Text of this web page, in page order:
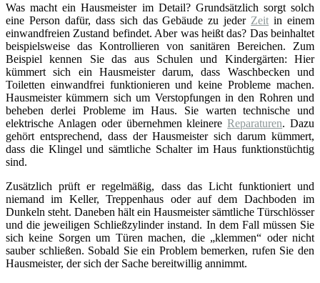
Was macht ein Hausmeister im Detail? Grundsätzlich sorgt solch
eine Person dafür, dass sich das Gebäude zu jeder Zeit in einem
einwandfreien Zustand befindet. Aber was heißt das? Das beinhaltet
beispielsweise das Kontrollieren von sanitären Bereichen. Zum
Beispiel kennen Sie das aus Schulen und Kindergärten: Hier
kümmert sich ein Hausmeister darum, dass Waschbecken und
Toiletten einwandfrei funktionieren und keine Probleme machen.
Hausmeister kümmern sich um Verstopfungen in den Rohren und
beheben derlei Probleme im Haus. Sie warten technische und
elektrische Anlagen oder übernehmen kleinereReparaturen. Dazu
gehört entsprechend, dass der Hausmeister sich darum kümmert,
dass die Klingel und sämtliche Schalter im Haus funktionstüchtig
sind.
Zusätzlich prüft er regelmäßig, dass das Licht funktioniert und
niemand im Keller, Treppenhaus oder auf dem Dachboden im
Dunkeln steht. Daneben hält ein Hausmeister sämtliche Türschlösser
und die jeweiligen Schließzylinder instand. In dem Fall müssen Sie
sich keine Sorgen um Türen machen, die „klemmen“ oder nicht
sauber schließen. Sobald Sie ein Problem bemerken, rufen Sie den
Hausmeister, der sich der Sache bereitwillig annimmt.